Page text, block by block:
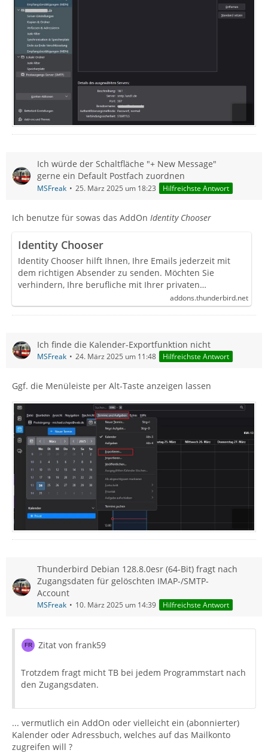
Ich würde der Schaltfläche "+ New Message"
gerne ein Default Postfach zuordnen
MSFreak 25. März 2025 um 18:23 Hilfreichste Antwort
Ich benutze für sowas das AddOn Identity Chooser
Identity Chooser
Identity Chooser hilft Ihnen, Ihre Emails jederzeit mit
dem richtigen Absender zu senden. Möchten Sie
verhindern, Ihre berufliche mit Ihrer privaten…
addons.thunderbird.net
Ich finde die Kalender-Exportfunktion nicht
MSFreak 24. März 2025 um 11:48 Hilfreichste Antwort
Ggf. die Menüleiste per Alt-Taste anzeigen lassen
Thunderbird Debian 128.8.0esr (64-Bit) fragt nach
Zugangsdaten für gelöschten IMAP-/SMTP-
Account
MSFreak 10. März 2025 um 14:39 Hilfreichste Antwort
Zitat von frank59
Trotzdem fragt micht TB bei jedem Programmstart nach
den Zugangsdaten.
... vermutlich ein AddOn oder vielleicht ein (abonnierter)
Kalender oder Adressbuch, welches auf das Mailkonto
zugreifen will ?